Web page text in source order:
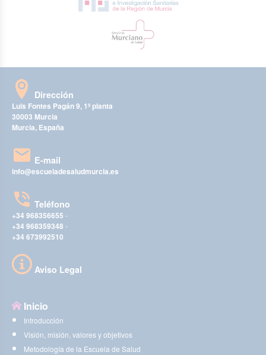
Dirección
Luis Fontes Pagán 9, 1ª planta
30003 Murcia
Murcia, España
E-mail
info@escueladesaludmurcia.es
Teléfono
+34 968356655 -
+34 968359348 -
+34 673992510
Aviso Legal
Inicio
Introducción
Visión, misión, valores y objetivos
Metodología de la Escuela de Salud